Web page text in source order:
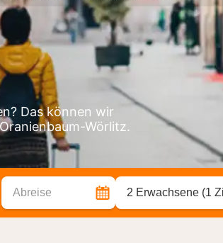
Das können wir
Wörlitz.
Abreise 2 Erwachsene (1